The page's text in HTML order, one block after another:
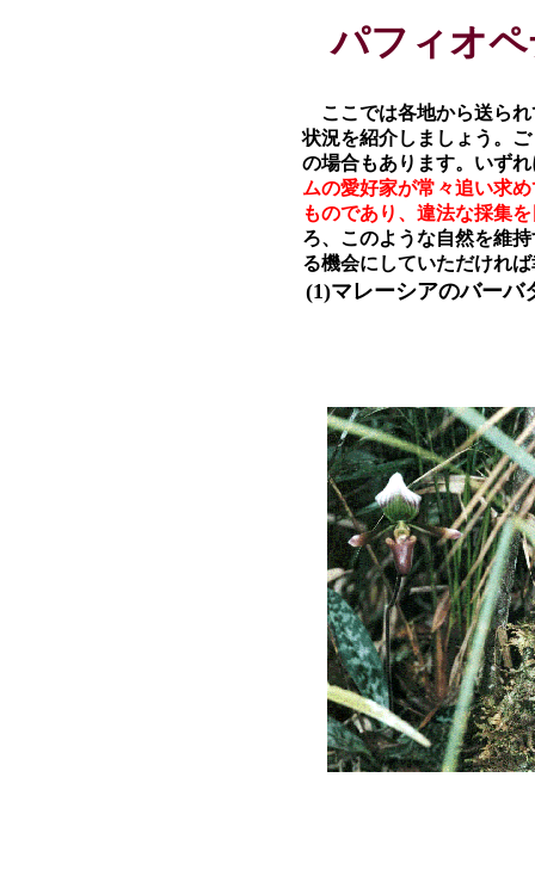
パフィオ
ここでは各地から送られ
状況を紹介しましょう。
の場合もあります。いず
ムの愛好家が常々追い求
ものであり、違法な採集
ろ、このような自然を維
る機会にしていただけれ
(1)マレーシアのバーバ